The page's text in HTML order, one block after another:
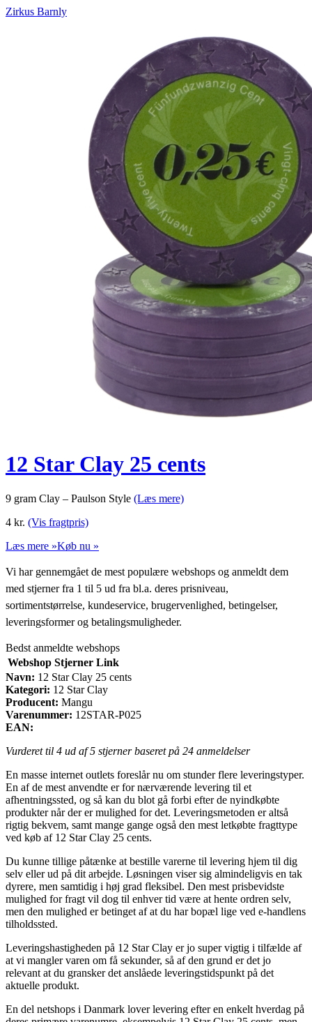
Zirkus Barnly
12 Star Clay 25 cents
9 gram Clay – Paulson Style (Læs mere)
4 kr. (Vis fragtpris)
Læs mere »Køb nu »
Vi har gennemgået de mest populære webshops og anmeldt dem
med stjerner fra 1 til 5 ud fra bl.a. deres prisniveau,
sortimentstørrelse, kundeservice, brugervenlighed, betingelser,
leveringsformer og betalingsmuligheder.
Bedst anmeldte webshops
Webshop Stjerner Link
Navn: 12 Star Clay 25 cents
Kategori: 12 Star Clay
Producent: Mangu
Varenummer: 12STAR-P025
EAN:
Vurderet til 4 ud af 5 stjerner baseret på 24 anmeldelser
En masse internet outlets foreslår nu om stunder flere leveringstyper.
En af de mest anvendte er for nærværende levering til et
afhentningssted, og så kan du blot gå forbi efter de nyindkøbte
produkter når der er mulighed for det. Leveringsmetoden er altså
rigtig bekvem, samt mange gange også den mest letkøbte fragttype
ved køb af 12 Star Clay 25 cents.
Du kunne tillige påtænke at bestille varerne til levering hjem til dig
selv eller ud på dit arbejde. Løsningen viser sig almindeligvis en tak
dyrere, men samtidig i høj grad fleksibel. Den mest prisbevidste
mulighed for fragt vil dog til enhver tid være at hente ordren selv,
men den mulighed er betinget af at du har bopæl lige ved e-handlens
tilholdssted.
Leveringshastigheden på 12 Star Clay er jo super vigtig i tilfælde af
at vi mangler varen om få sekunder, så af den grund er det jo
relevant at du gransker det anslåede leveringstidspunkt på det
aktuelle produkt.
En del netshops i Danmark lover levering efter en enkelt hverdag på